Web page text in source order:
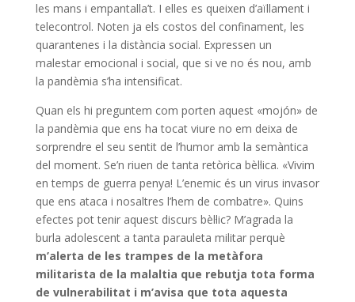
les mans i empantalla’t. I elles es queixen d’aïllament i
telecontrol. Noten ja els costos del confinament, les
quarantenes i la distància social. Expressen un
malestar emocional i social, que si ve no és nou, amb
la pandèmia s’ha intensificat.
Quan els hi preguntem com porten aquest «mojón» de
la pandèmia que ens ha tocat viure no em deixa de
sorprendre el seu sentit de l’humor amb la semàntica
del moment. Se’n riuen de tanta retòrica bèl·lica. «Vivim
en temps de guerra penya! L’enemic és un virus invasor
que ens ataca i nosaltres l’hem de combatre». Quins
efectes pot tenir aquest discurs bèl·lic? M’agrada la
burla adolescent a tanta parauleta militar perquè
m’alerta de les trampes de la metàfora
militarista de la malaltia que rebutja tota forma
de vulnerabilitat i m’avisa que tota aquesta